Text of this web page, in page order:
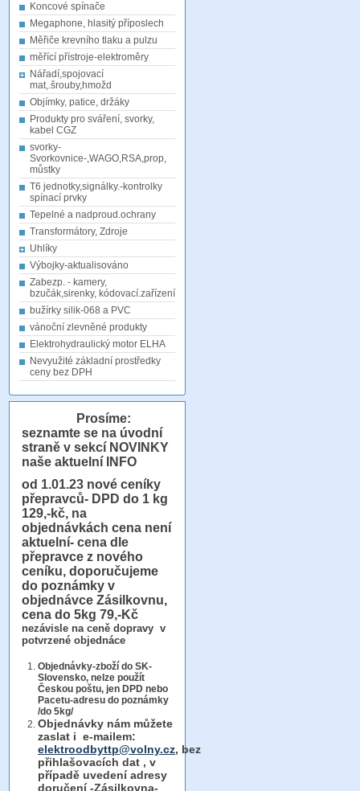
Koncové spínače
Megaphone, hlasitý příposlech
Měřiče krevního tlaku a pulzu
měřící přístroje-elektroměry
Nářadí,spojovací
mat,.šrouby,hmožd
Objímky, patice, držáky
Produkty pro sváření, svorky,
kabel CGZ
svorky-
Svorkovnice-,WAGO,RSA,prop,
můstky
T6 jednotky,signálky.-kontrolky
spínací prvky
Tepelné a nadproud.ochrany
Transformátory, Zdroje
Uhlíky
Výbojky-aktualisováno
Zabezp. - kamery,
bzučák,sirenky, kódovací.zařízení
bužírky silik-068 a PVC
vánoční zlevněné produkty
Elektrohydraulický motor ELHA
Nevyužité základní prostředky
ceny bez DPH
Prosíme:
seznamte se na úvodní
straně v sekcí NOVINKY
naše aktuelní INFO
od 1.01.23 nové ceníky
přepravců- DPD do 1 kg
129,-kč, na
objednávkách cena není
aktuelní- cena dle
přepravce z nového
ceníku, doporučujeme
do poznámky v
objednávce Zásilkovnu,
cena do 5kg 79,-Kč
nezávisle na ceně dopravy v
potvrzené objednáce
Objednávky-zboží do SK-
Slovensko, nelze použít
Českou poštu, jen DPD nebo
Pacetu-adresu do poznámky
/do 5kg/
Objednávky nám můžete
zaslat i e-mailem:
elektroodbyttp@volny.cz, bez
přihlašovacích dat , v
případě uvedení adresy
doručení -Zásilkovna-